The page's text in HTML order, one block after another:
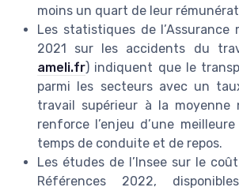
moins un quart de leur
Les statistiques de l’Assurance
2021 sur les accidents du
ameli.fr) indiquent que le
parmi les secteurs avec un
travail supérieur à la moyenne
renforce l’enjeu d’une
temps de conduite et de repos.
Les études de l’Insee sur le
Références 2022,